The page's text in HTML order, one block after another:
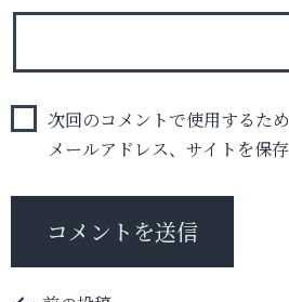
次回のコメントで使用するた
メールアドレス、サイトを保存